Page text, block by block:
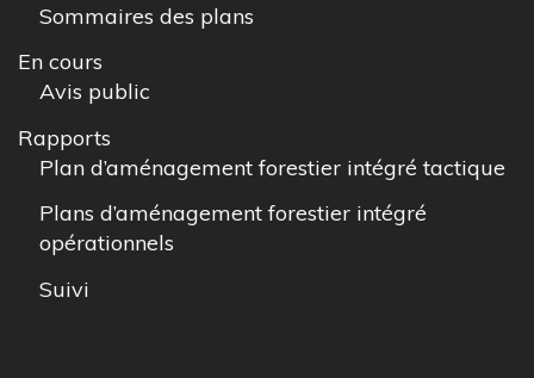
Sommaires des plans
En cours
Avis public
Rapports
Plan d’aménagement forestier intégré tactique
Plans d’aménagement forestier intégré
opérationnels
Suivi